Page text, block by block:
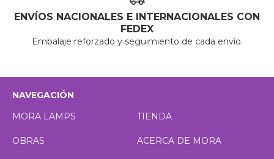
ENVÍOS NACIONALES E INTERNACIONALES CON
FEDEX
Embalaje reforzado y seguimiento de cada envío.
NAVEGACIÓN
MORA LAMPS
TIENDA
OBRAS ACERCA DE MORA